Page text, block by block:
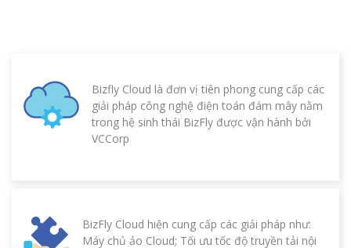
Bizfly Cloud là đơn vị tiên phong cung cấp các
giải pháp công nghệ điện toán đám mây nằm
trong hệ sinh thái BizFly được vận hành bởi
VCCorp
BizFly Cloud hiện cung cấp các giải pháp như:
Máy chủ ảo Cloud; Tối ưu tốc độ truyền tải nội